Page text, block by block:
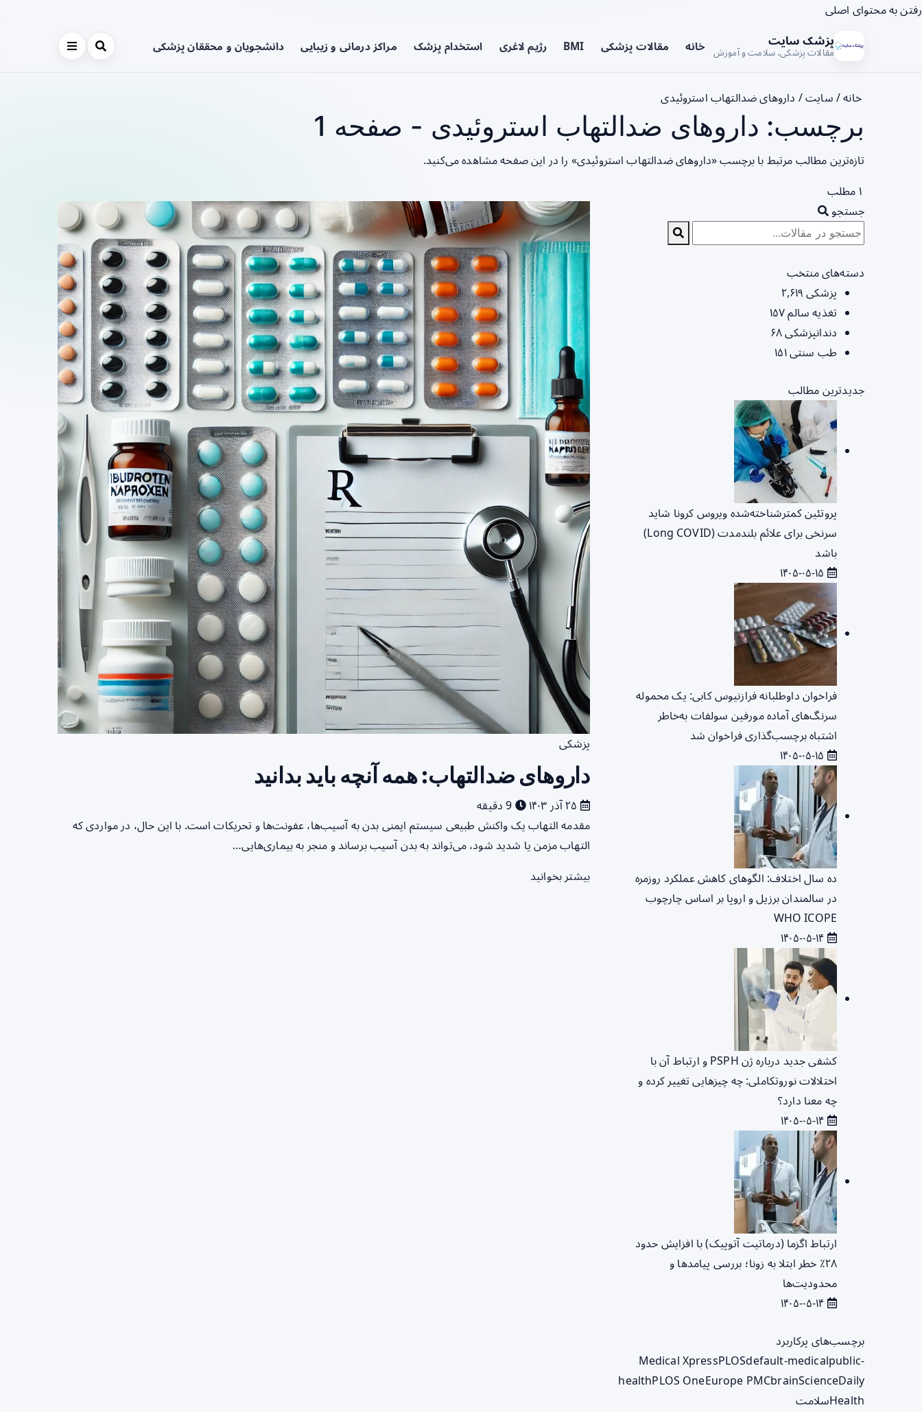
رفتن به محتوای اصلی
پزشک سایت
مقالات پزشکی، سلامت و آموزش خانه مقالات پزشکی BMI رژیم لاغری استخدام پزشک مراکز درمانی و زیبایی دانشجویان و محققان پزشکی
خانه/ سایت/ داروهای ضدالتهاب استروئیدی
برچسب: داروهای ضدالتهاب استروئیدی - صفحه 1
تازه‌ترین مطالب مرتبط با برچسب «داروهای ضدالتهاب استروئیدی» را در این صفحه مشاهده می‌کنید.
۱ مطلب
پزشکی
داروهای ضدالتهاب: همه آنچه باید بدانید
مقدمه التهاب یک واکنش طبیعی سیستم ایمنی بدن به آسیب‌ها، عفونت‌ها و تحریکات است. با این حال، در مواردی که
التهاب مزمن یا شدید شود، می‌تواند به بدن آسیب برساند و منجر به بیماری‌هایی…
بیشتر بخوانید
جستجو
دسته‌های منتخب
پزشکی ۲,۶۱۹
تغذیه سالم۱۵۷
دندانپزشکی۶۸
طب سنتی۱۵۱
جدیدترین مطالب
پروتئین کمترشناخته‌شده ویروس کرونا شاید
سرنخی برای علائم بلندمدت (Long COVID)
باشد
فراخوان داوطلبانه فرازنیوس کابی: یک محموله
سرنگ‌های آماده مورفین سولفات به‌خاطر
اشتباه برچسب‌گذاری فراخوان شد
ده سال اختلاف: الگوهای کاهش عملکرد روزمره
در سالمندان برزیل و اروپا بر اساس چارچوب
WHO ICOPE
کشفی جدید درباره ژن PSPH و ارتباط آن با
اختلالات نوروتکاملی: چه چیزهایی تغییر کرده و
چه معنا دارد؟
ارتباط اگزما (درماتیت آتوپیک) با افزایش حدود
۲۸٪ خطر ابتلا به زونا؛ بررسی پیامدها و
محدودیت‌ها
برچسب‌های پرکاربرد
Medical XpressPLOSdefault-medicalpublic-
healthPLOS OneEurope PMCbrainScienceDaily
Healthسلامت